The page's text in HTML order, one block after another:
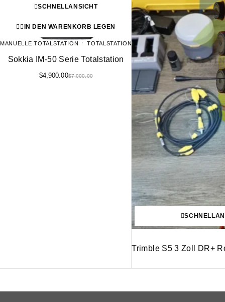
SCHNELLANSICHT
IN DEN WARENKORB LEGEN
MANUELLE TOTALSTATION TOTALSTATION
Sokkia IM-50 Serie Totalstation
$7,000.00
$4,900.00
Trimble S5 3 Zoll DR+